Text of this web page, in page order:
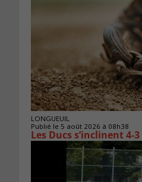
LONGUEUIL
Publié le 5 août 2026 à 08h38
Les Ducs s’inclinent